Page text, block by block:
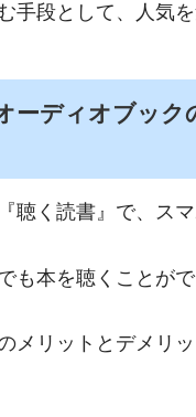
手段として、人気を
ーディオブッ
聴く読書』で、ス
も本を聴くことがで
メリットとデメリッ